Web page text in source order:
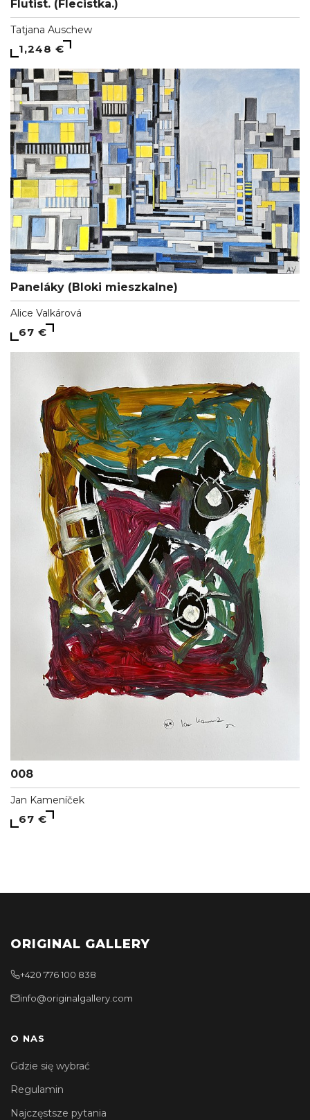
Flutist. (Flecistka.)
Tatjana Auschew
1,248 €
Paneláky (Bloki mieszkalne)
Alice Valkárová
67 €
008
Jan Kameníček
67 €
ORIGINAL GALLERY
+420 776 100 838
info@originalgallery.com
O NAS
Gdzie się wybrać
Regulamin
Najczęstsze pytania